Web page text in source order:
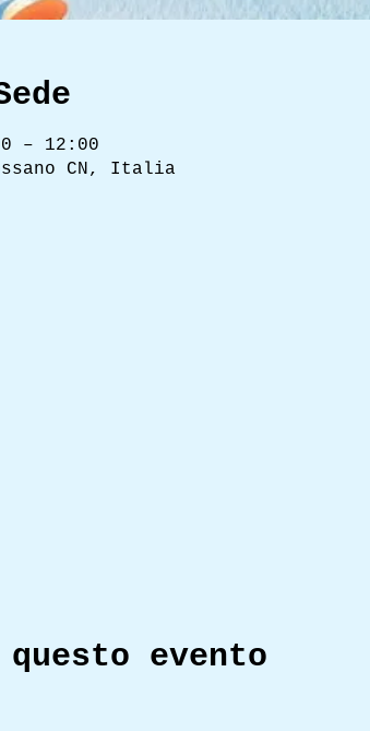
– 12:00
CN, Italia
evento